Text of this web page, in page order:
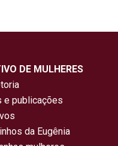
DE MULHERES
e publicações
da Eugênia